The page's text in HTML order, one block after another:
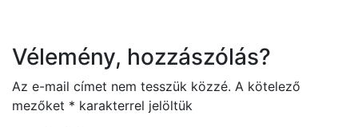
Vélemény, hozzászólás?
Az e-mail címet nem tesszük közzé. A kötelező
mezőket * karakterrel jelöltük